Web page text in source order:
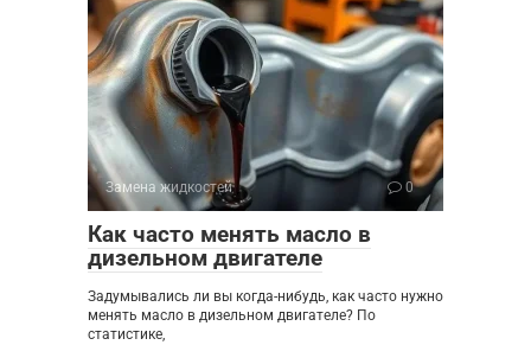
Замена жидкостей 0
Как часто менять масло в
дизельном двигателе
Задумывались ли вы когда-нибудь, как часто нужно
менять масло в дизельном двигателе? По
статистике,